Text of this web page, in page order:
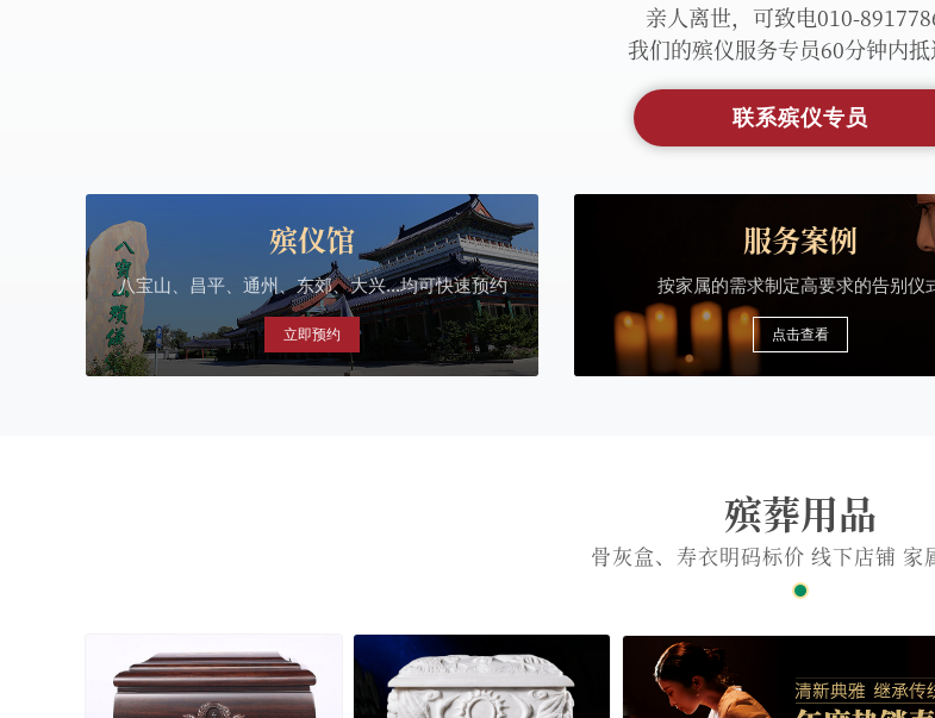
亲人离世，可致电010-
我们的殡仪服务专员60分钟内抵
联系殡仪专员
殡仪馆
八宝山、昌平、通州、东郊、大兴...均可快速预约
立即预约
服务案例
按家属的需求制定高要求的告别仪
点击查看
殡葬用品
骨灰盒、寿衣明码标价 线下店铺 家